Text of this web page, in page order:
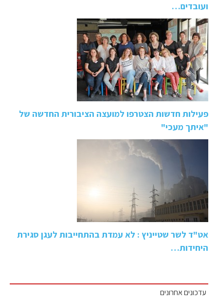
ועובדים…
פעילות חדשות הצטרפו למועצה הציבורית החדשה של
"איתך מעכי"
אט"ד לשר שטייניץ : לא עמדת בהתחייבות לעגן סגירת
היחידות…
עדכונים אחרונים